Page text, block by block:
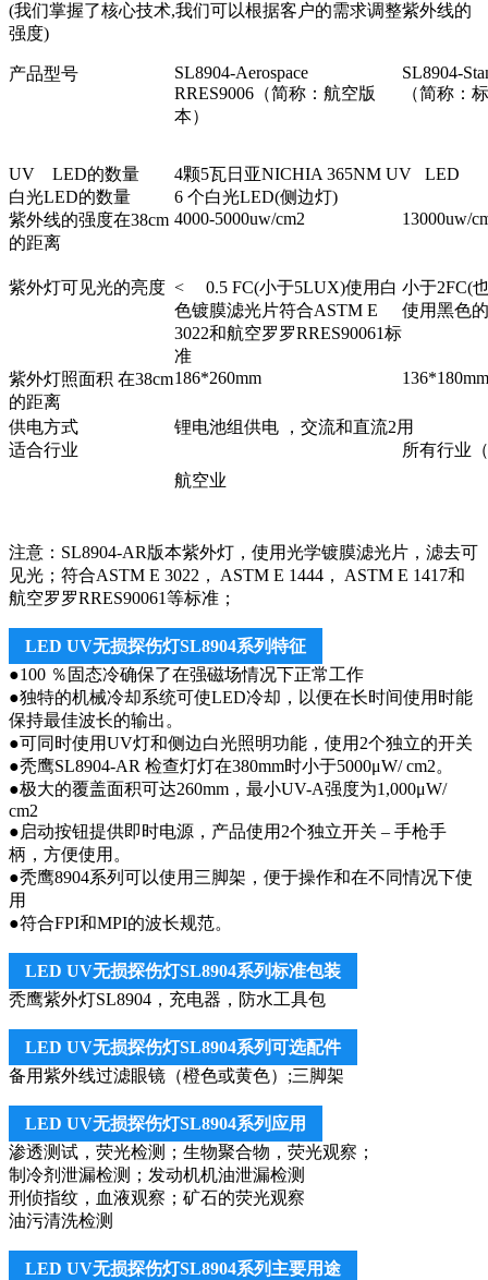
(我们掌握了核心技术,我们可以根据客户的需求调整紫外线的
强度)
产品型号
SL8904-Aerospace
RRES9006（简称：航空版
本）
SL8904-
（简称：
UV LED的数量
4颗5瓦日亚NICHIA 365NM UV LED
白光LED的数量
6 个白光LED(侧边灯)
紫外线的强度在38cm
的距离
4000-5000uw/cm2 13000uw/
紫外灯可见光的亮度 < 0.5 FC(小于5LUX)使用白
色镀膜滤光片符合ASTM E
3022和航空罗罗RRES90061标
准
小于2FC(
使用黑色
紫外灯照面积 在38cm
的距离
186*260mm 136*180mm
供电方式
锂电池组供电 ，交流和直流2用
适合行业
航空业
所有行业
注意：SL8904-AR版本紫外灯，使用光学镀膜滤光片，滤去可
见光；符合ASTM E 3022， ASTM E 1444， ASTM E 1417和
航空罗罗RRES90061等标准；
LED UV无损探伤灯SL8904系列特征
●100 ％固态冷确保了在强磁场情况下正常工作
●独特的机械冷却系统可使LED冷却，以便在长时间使用时能
保持最佳波长的输出。
●可同时使用UV灯和侧边白光照明功能，使用2个独立的开关
●秃鹰SL8904-AR 检查灯灯在380mm时小于5000μW/ cm2。
●极大的覆盖面积可达260mm，最小UV-A强度为1,000μW/
cm2
●启动按钮提供即时电源，产品使用2个独立开关 – 手枪手
柄，方便使用。
●秃鹰8904系列可以使用三脚架，便于操作和在不同情况下使
用
●符合FPI和MPI的波长规范。
LED UV无损探伤灯SL8904系列标准包装
秃鹰紫外灯SL8904，充电器，防水工具包
LED UV无损探伤灯SL8904系列可选配件
备用紫外线过滤眼镜（橙色或黄色）;三脚架
LED UV无损探伤灯SL8904系列应用
渗透测试，荧光检测；生物聚合物，荧光观察；
制冷剂泄漏检测；发动机机油泄漏检测
刑侦指纹，血液观察；矿石的荧光观察
油污清洗检测
LED UV无损探伤灯SL8904系列主要用途